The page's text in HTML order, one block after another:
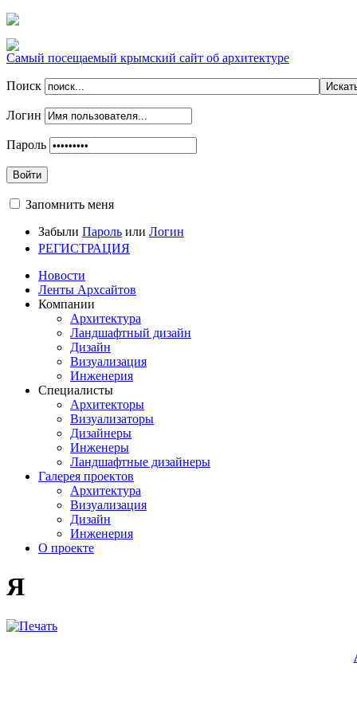
Самый посещаемый крымский сайт об архитектуре
Поиск
Логин
Пароль
Войти
Запомнить меня
Забыли Пароль или Логин
РЕГИСТРАЦИЯ
Новости
Ленты Архсайтов
Компании
Архитектура
Ландшафтный дизайн
Дизайн
Визуализация
Инженерия
Специалисты
Архитекторы
Визуализаторы
Дизайнеры
Инженеры
Ландшафтные дизайнеры
Галерея проектов
Архитектура
Визуализация
Дизайн
Инженерия
О проекте
Я